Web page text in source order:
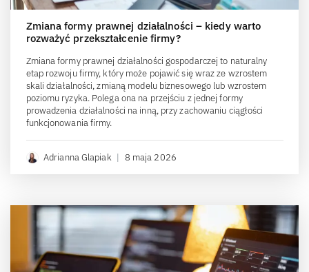
Zmiana formy prawnej działalności – kiedy warto
rozważyć przekształcenie firmy?
Zmiana formy prawnej działalności gospodarczej to naturalny
etap rozwoju firmy, który może pojawić się wraz ze wzrostem
skali działalności, zmianą modelu biznesowego lub wzrostem
poziomu ryzyka. Polega ona na przejściu z jednej formy
prowadzenia działalności na inną, przy zachowaniu ciągłości
funkcjonowania firmy.
Adrianna Glapiak | 8 maja 2026